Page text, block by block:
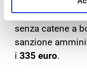
sorpreso a
senza catene a
sanzione
i 335 euro.